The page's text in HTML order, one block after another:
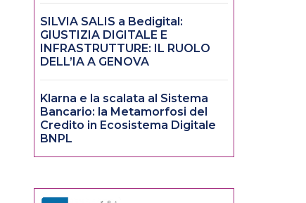
SILVIA SALIS a Bedigital:
GIUSTIZIA DIGITALE E
INFRASTRUTTURE: IL RUOLO
DELL’IA A GENOVA
Klarna e la scalata al Sistema
Bancario: la Metamorfosi del
Credito in Ecosistema Digitale
BNPL